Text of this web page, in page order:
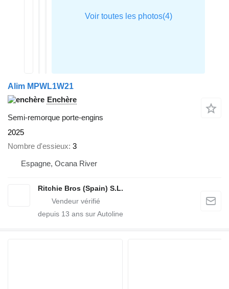
Alim MPWL1W21
Enchère
Semi-remorque porte-engins
2025
Nombre d'essieux 3
Espagne, Ocana River
Ritchie Bros (Spain) S.L.
depuis 13 ans sur Autoline